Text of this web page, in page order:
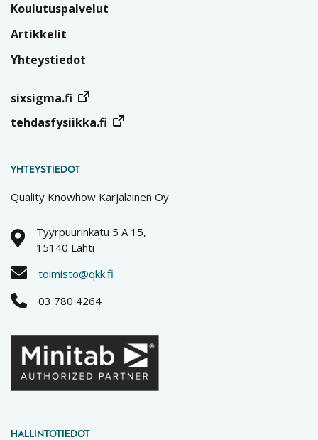
Koulutuspalvelut
Artikkelit
Yhteystiedot
sixsigma.fi
tehdasfysiikka.fi
YHTEYSTIEDOT
Quality Knowhow Karjalainen Oy
Tyyrpuurinkatu 5 A 15,
15140 Lahti
toimisto@qkk.fi
03 780 4264
HALLINTOTIEDOT